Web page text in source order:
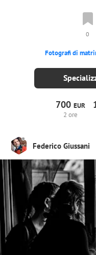
0
Fotografi di
700EUR
2 ore
Federico Giussani